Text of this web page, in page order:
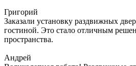
Григорий
Заказали установку раздвижных
гостиной. Это стало отличным
пространства.
Андрей